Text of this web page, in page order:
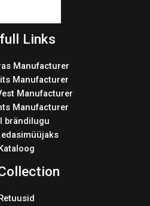
Links
Manufacturer
Manufacturer
Manufacturer
Manufacturer
brändilugu
edasimüüjaks